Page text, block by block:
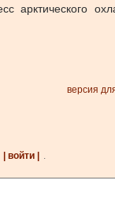
версия
| войти |
.